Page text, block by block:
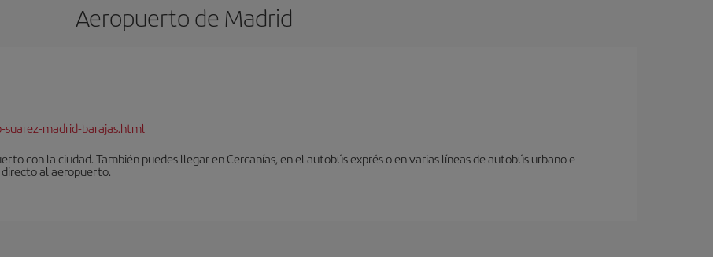
Aeropuerto de Madrid
madrid-barajas.html
con la ciudad. También puedes llegar en Cercanías, en el autobús exprés o en varias líneas de autobús urbano e
al aeropuerto.